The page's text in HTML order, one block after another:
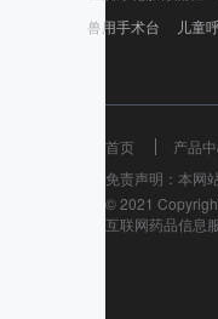
兽用手术台
儿童
首页 产品
免责声明：本网
© 2021
互联网药品信息